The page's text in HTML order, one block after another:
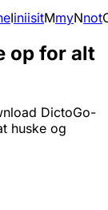
IiniisitMmyNnot
op for alt
DictoGo-
huske og